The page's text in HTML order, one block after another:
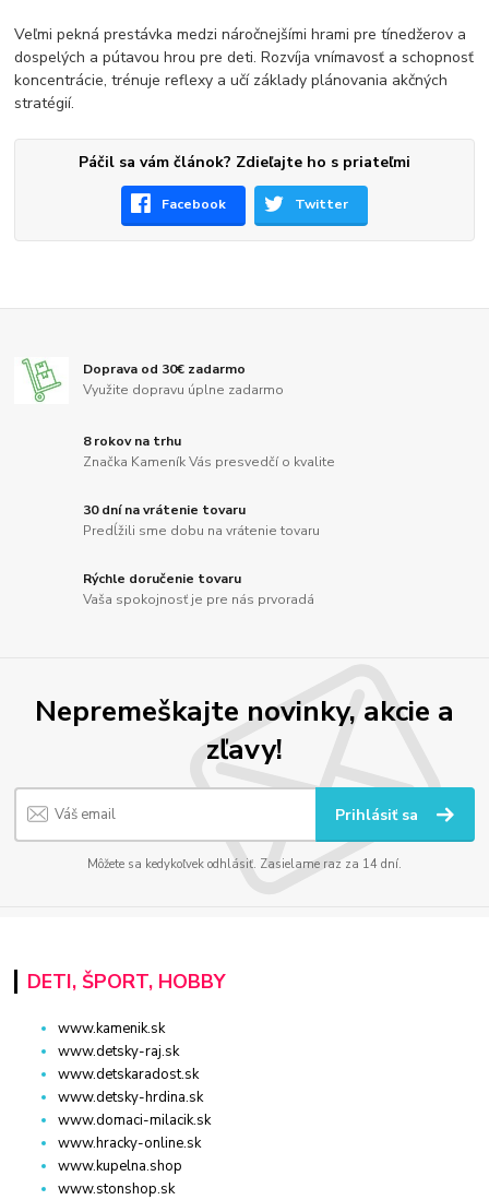
Veľmi pekná prestávka medzi náročnejšími hrami pre tínedžerov a
dospelých a pútavou hrou pre deti. Rozvíja vnímavosť a schopnosť
koncentrácie, trénuje reflexy a učí základy plánovania akčných
stratégií.
Páčil sa vám článok? Zdieľajte ho s priateľmi
Facebook Twitter
Doprava od 30€ zadarmo
Využite dopravu úplne zadarmo
8 rokov na trhu
Značka Kameník Vás presvedčí o kvalite
30 dní na vrátenie tovaru
Predĺžili sme dobu na vrátenie tovaru
Rýchle doručenie tovaru
Vaša spokojnosť je pre nás prvoradá
Nepremeškajte novinky, akcie a
zľavy!
Prihlásiť sa
Môžete sa kedykoľvek odhlásiť. Zasielame raz za 14 dní.
DETI, ŠPORT, HOBBY
www.kamenik.sk
www.detsky-raj.sk
www.detskaradost.sk
www.detsky-hrdina.sk
www.domaci-milacik.sk
www.hracky-online.sk
www.kupelna.shop
www.stonshop.sk